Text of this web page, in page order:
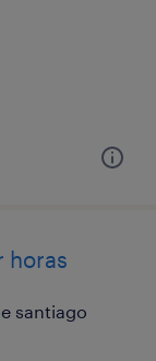
horas
santiago